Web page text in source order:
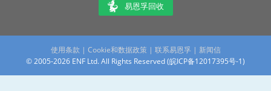
易恩孚回收
使用条款 | Cookie和数据政策| 联系易恩孚 | 新闻信
© 2005-2026 ENF Ltd. All Rights Reserved (皖ICP备12017395号-1)